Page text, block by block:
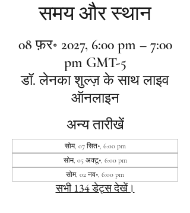
समय और स्थान
08 फ़र॰ 2027, 6:00 pm – 7:00
pm GMT-5
डॉ. लेनका शुल्ज़ के साथ लाइव
ऑनलाइन
अन्य तारीखें
सोम, 07 सित॰, 6:00 pm
सोम, 05 अक्टू॰, 6:00 pm
सोम, 02 नव॰, 6:00 pm
सभी 134 डेट्स देखें।